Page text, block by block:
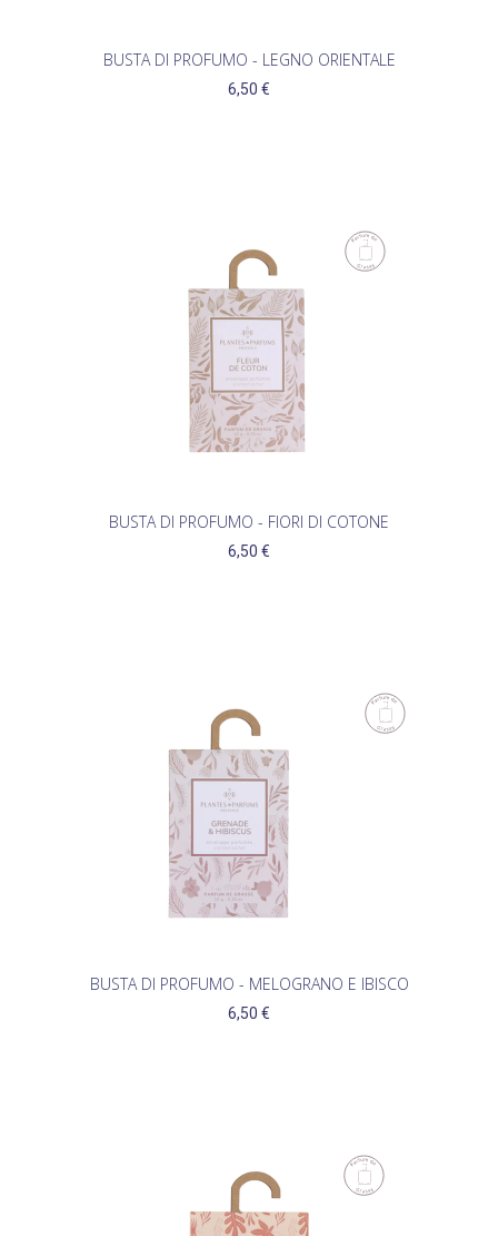
BUSTA DI PROFUMO - LEGNO ORIENTALE
6,50 €
BUSTA DI PROFUMO - FIORI DI COTONE
6,50 €
BUSTA DI PROFUMO - MELOGRANO E IBISCO
6,50 €